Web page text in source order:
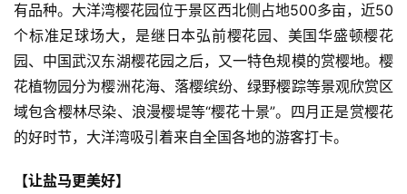
有品种。大洋湾樱花园位于景区西北侧占地500多亩，近50
个标准足球场大，是继日本弘前樱花园、美国华盛顿樱花
园、中国武汉东湖樱花园之后，又一特色规模的赏樱地。樱
花植物园分为樱洲花海、落樱缤纷、绿野樱踪等景观欣赏区
域包含樱林尽染、浪漫樱堤等“樱花十景”。四月正是赏樱花
的好时节，大洋湾吸引着来自全国各地的游客打卡。
【让盐马更美好】